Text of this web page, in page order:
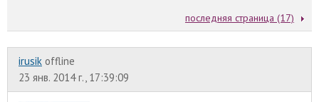
последняя страница (17)
irusik offline
23 янв. 2014 г., 17:39:09